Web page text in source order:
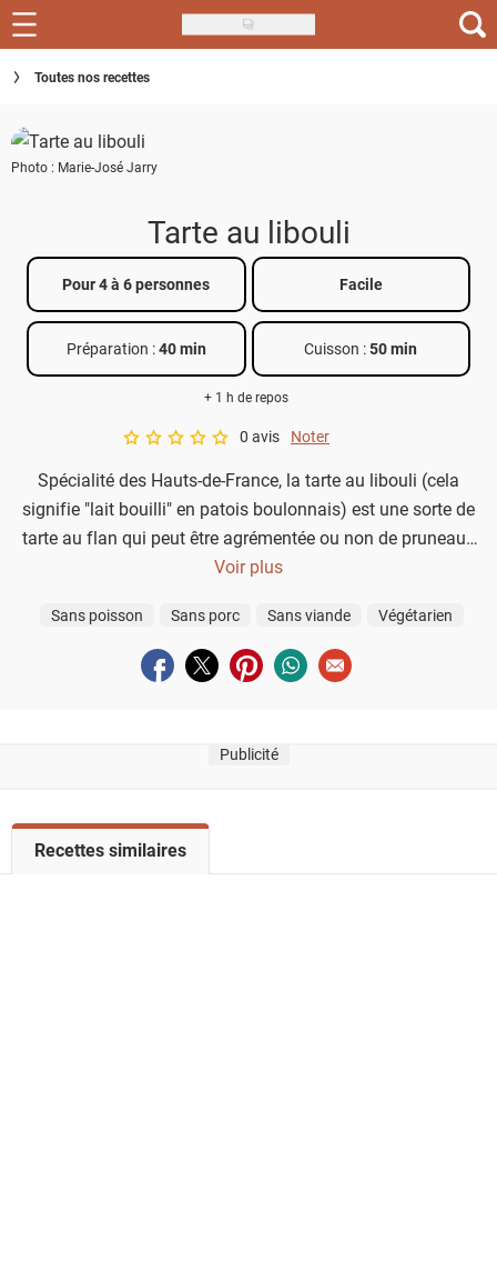
Skip
to
main
Recettes
Inspirations
Conseils
Menu de la semaine
Actus
Téléchargez l'app Saveurs Recettes
Index des recettes
Toutes nos recettes
Photo : Marie-José Jarry
Tarte au libouli
Pour 4 à 6 personnes Facile
Préparation :40 min Cuisson :50 min
+ 1 h de repos
A star rating of 0 out of 5.
0 avis Noter
Spécialité des Hauts-de-France, la tarte au libouli (cela
signifie "lait bouilli" en patois boulonnais) est une sorte de
tarte au flan qui peut être agrémentée ou non de pruneaux
séchés.
Voir plus
Sans poisson Sans porc Sans viande Végétarien
Partager sur facebook
Partager sur twitter
Partager sur pinterest
Partager sur whatsapp
Envoyer à un ami
Publicité
o
Recettes similaires